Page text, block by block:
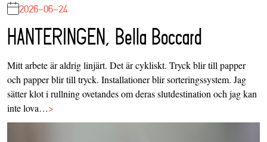
2026-06-24
HANTERINGEN, Bella Boccard
Mitt arbete är aldrig linjärt. Det är cykliskt. Tryck blir till papper
och papper blir till tryck. Installationer blir sorteringssystem. Jag
sätter klot i rullning ovetandes om deras slutdestination och jag kan
inte lova…>